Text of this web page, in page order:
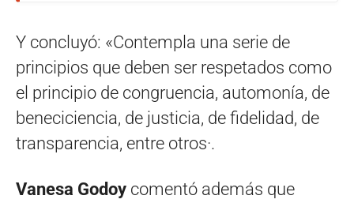
Y concluyó: «Contempla una serie de
principios que deben ser respetados como
el principio de congruencia, automonía, de
beneciciencia, de justicia, de fidelidad, de
transparencia, entre otros·.
Vanesa Godoy comentó además que